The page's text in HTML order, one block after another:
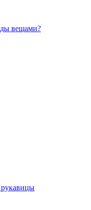
вещами?